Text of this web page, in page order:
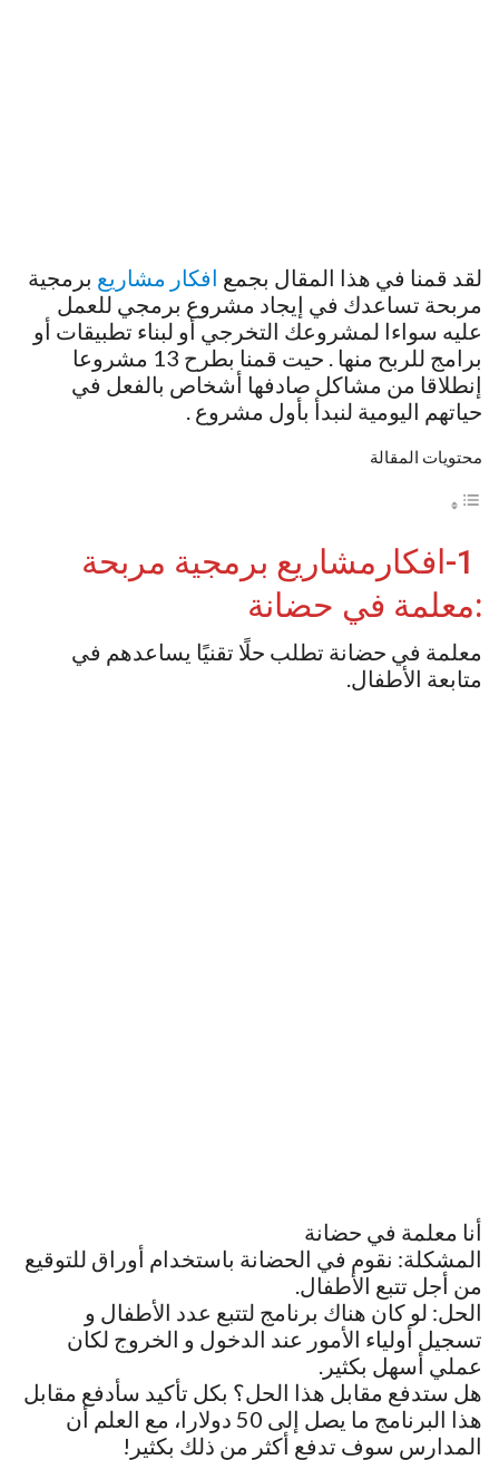
لقد قمنا في هذا المقال بجمع افكار مشاريع برمجية
مربحة تساعدك في إيجاد مشروع برمجي للعمل
عليه سواءا لمشروعك التخرجي أو لبناء تطبيقات أو
برامج للربح منها . حيت قمنا بطرح 13 مشروعا
إنطلاقا من مشاكل صادفها أشخاص بالفعل في
حياتهم اليومية لنبدأ بأول مشروع .
محتويات المقالة
1-افكارمشاريع برمجية مربحة
:معلمة في حضانة
معلمة في حضانة تطلب حلًا تقنيًا يساعدهم في
متابعة الأطفال.
أنا معلمة في حضانة
المشكلة: نقوم في الحضانة باستخدام أوراق للتوقيع
من أجل تتبع الأطفال.
الحل: لو كان هناك برنامج لتتبع عدد الأطفال و
تسجيل أولياء الأمور عند الدخول و الخروج لكان
عملي أسهل بكثير.
هل ستدفع مقابل هذا الحل؟ بكل تأكيد سأدفع مقابل
هذا البرنامج ما يصل إلى 50 دولارا، مع العلم أن
المدارس سوف تدفع أكثر من ذلك بكثير!